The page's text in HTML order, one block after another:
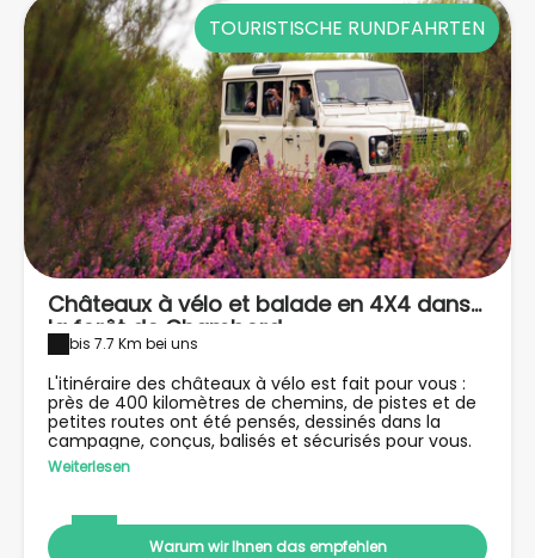
TOURISTISCHE RUNDFAHRTEN
Châteaux à vélo et balade en 4X4 dans
la forêt de Chambord
bis 7.7 Km bei uns
L'itinéraire des châteaux à vélo est fait pour vous :
près de 400 kilomètres de chemins, de pistes et de
petites routes ont été pensés, dessinés dans la
campagne, conçus, balisés et sécurisés pour vous.
Et puis, l'on pourra visiter la réserve de Chambord en
4x4, une voiture tout terrain : Cerfs, biches,
mystéireux habitants de la forêt domaniale se
laisseront (peut-être) approcher.
Weiterlesen
Warum wir Ihnen das empfehlen